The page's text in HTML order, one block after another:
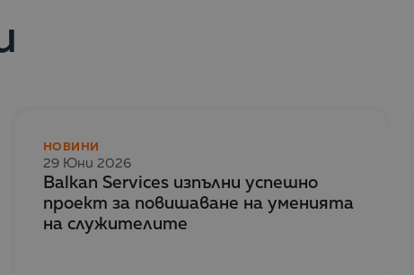
НОВИНИ
29 Юни 2026
Balkan Services изпълни успешно
проект за повишаване на уменията
на служителите